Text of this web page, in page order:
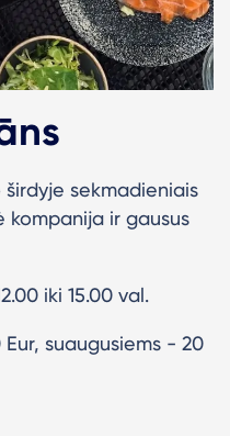
sekmadieniais
kompanija ir gausus
iki 15.00 val.
Eur, suaugusiems - 20